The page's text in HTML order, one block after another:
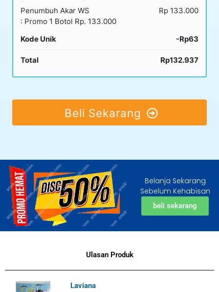
Penumbuh Akar WS
: Promo 1 Botol Rp. 133.000
Rp 133.000
Kode Unik -Rp63
Total Rp132.937
Beli Sekarang
Belanja Sekarang
Sebelum Kehabisan
beli sekarang
Ulasan Produk
Laviana